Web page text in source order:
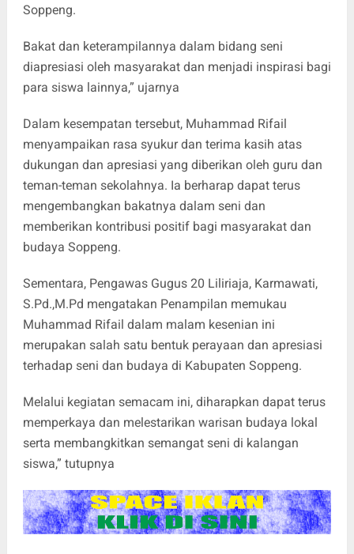
Soppeng.
Bakat dan keterampilannya dalam bidang seni
diapresiasi oleh masyarakat dan menjadi inspirasi bagi
para siswa lainnya,” ujarnya
Dalam kesempatan tersebut, Muhammad Rifail
menyampaikan rasa syukur dan terima kasih atas
dukungan dan apresiasi yang diberikan oleh guru dan
teman-teman sekolahnya. Ia berharap dapat terus
mengembangkan bakatnya dalam seni dan
memberikan kontribusi positif bagi masyarakat dan
budaya Soppeng.
Sementara, Pengawas Gugus 20 Liliriaja, Karmawati,
S.Pd.,M.Pd mengatakan Penampilan memukau
Muhammad Rifail dalam malam kesenian ini
merupakan salah satu bentuk perayaan dan apresiasi
terhadap seni dan budaya di Kabupaten Soppeng.
Melalui kegiatan semacam ini, diharapkan dapat terus
memperkaya dan melestarikan warisan budaya lokal
serta membangkitkan semangat seni di kalangan
siswa,” tutupnya